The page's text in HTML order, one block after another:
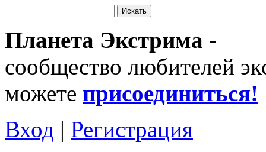
Планета Экстрима -
сообщество любителей
можете присоединиться!
Вход | Регистрация